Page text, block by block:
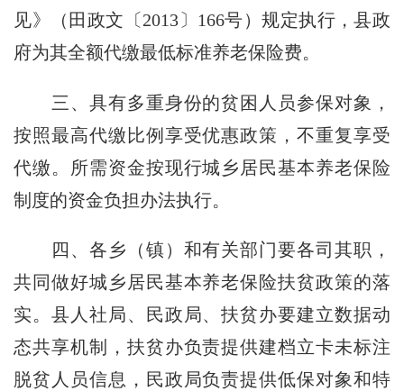
见》（田政文〔2013〕166号）规定执行，县政
府为其全额代缴最低标准养老保险费。
三、 具有多重身份的贫困人员参保对象，
按照最高代缴比例享受优惠政策，不重复享受
代缴。所需资金按现行城乡居民基本养老保险
制度的资金负担办法执行。
四、 各乡（镇）和有关部门要各司其职，
共同做好城乡居民基本养老保险扶贫政策的落
实。县人社局、民政局、扶贫办要建立数据动
态共享机制，扶贫办负责提供建档立卡未标注
脱贫人员信息，民政局负责提供低保对象和特